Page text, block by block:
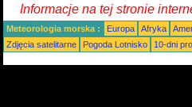
Informacje na tej stronie
Meteorologia morska : Europa Afryka
Zdjęcia satelitarne
Pogoda Lotnisko 10-dni